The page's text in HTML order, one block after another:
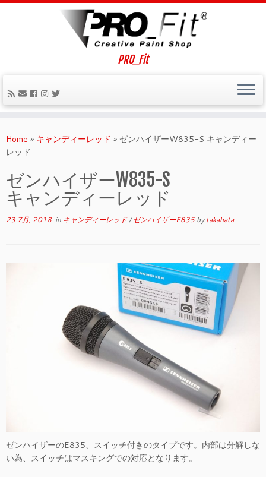
PRO_Fit
Home » キャンディーレッド » ゼンハイザーW835-S キャンディー
レッド
ゼンハイザーW835-S
キャンディーレッド
23 7月, 2018 in キャンディーレッド/ゼンハイザーE835bytakahata
ゼンハイザーのE835、スイッチ付きのタイプです。内部は分解しな
い為、スイッチはマスキングでの対応となります。